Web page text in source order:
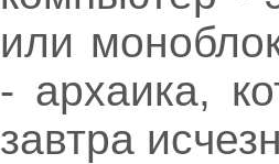
или
- архаика,
завтра